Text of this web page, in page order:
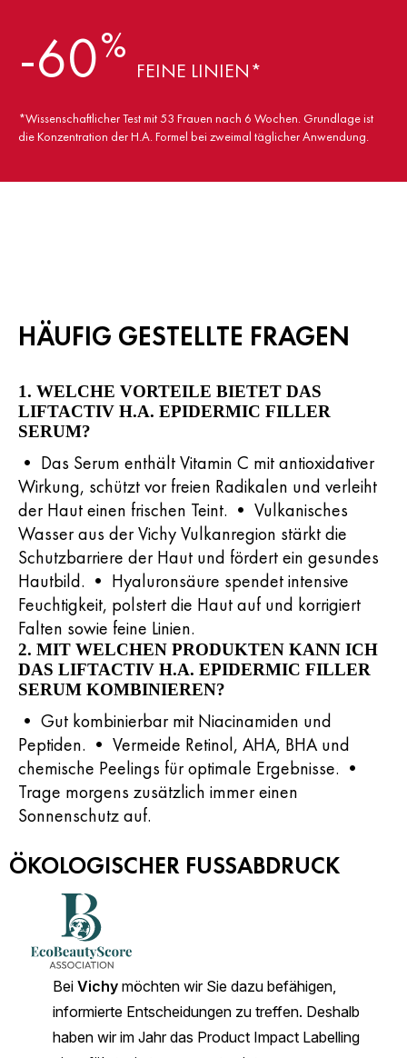
-60%
FEINE LINIEN*
*Wissenschaftlicher Test mit 53 Frauen nach 6 Wochen. Grundlage ist
die Konzentration der H.A. Formel bei zweimal täglicher Anwendung.
HÄUFIG GESTELLTE FRAGEN
1. WELCHE VORTEILE BIETET DAS
LIFTACTIV H.A. EPIDERMIC FILLER
SERUM?
• Das Serum enthält Vitamin C mit antioxidativer
Wirkung, schützt vor freien Radikalen und verleiht
der Haut einen frischen Teint. • Vulkanisches
Wasser aus der Vichy Vulkanregion stärkt die
Schutzbarriere der Haut und fördert ein gesundes
Hautbild. • Hyaluronsäure spendet intensive
Feuchtigkeit, polstert die Haut auf und korrigiert
Falten sowie feine Linien.
2. MIT WELCHEN PRODUKTEN KANN ICH
DAS LIFTACTIV H.A. EPIDERMIC FILLER
SERUM KOMBINIEREN?
• Gut kombinierbar mit Niacinamiden und
Peptiden. • Vermeide Retinol, AHA, BHA und
chemische Peelings für optimale Ergebnisse. •
Trage morgens zusätzlich immer einen
Sonnenschutz auf.
ÖKOLOGISCHER FUSSABDRUCK